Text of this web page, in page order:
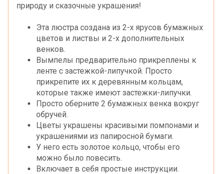
природу и сказочные украшения!
Эта люстра создана из 2-х ярусов бумажных
цветов и листвы и 2-х дополнительных
венков.
Вымпелы предварительно прикреплены к
ленте с застежкой-липучкой. Просто
прикрепите их к деревянным кольцам,
которые также имеют застежки-липучки.
Просто оберните 2 бумажных венка вокруг
обручей.
Цветы украшены красивыми помпонами и
украшениями из папиросной бумаги.
У него есть золотое кольцо, чтобы его
можно было повесить.
Включает в себя простые инструкции.